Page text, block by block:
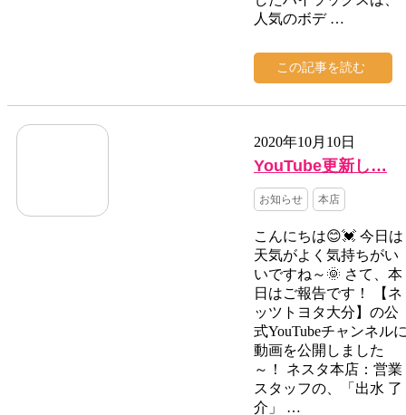
人気のボデ …
この記事を読む
2020年10月10日
YouTube更新し…
お知らせ 本店
こんにちは😊💓 今日は
天気がよく気持ちがい
いですね～🌞 さて、本
日はご報告です！ 【ネ
ッツトヨタ大分】の公
式YouTubeチャンネル
動画を公開しました
～！ ネスタ本店：営業
スタッフの、「出水 了
介」 …